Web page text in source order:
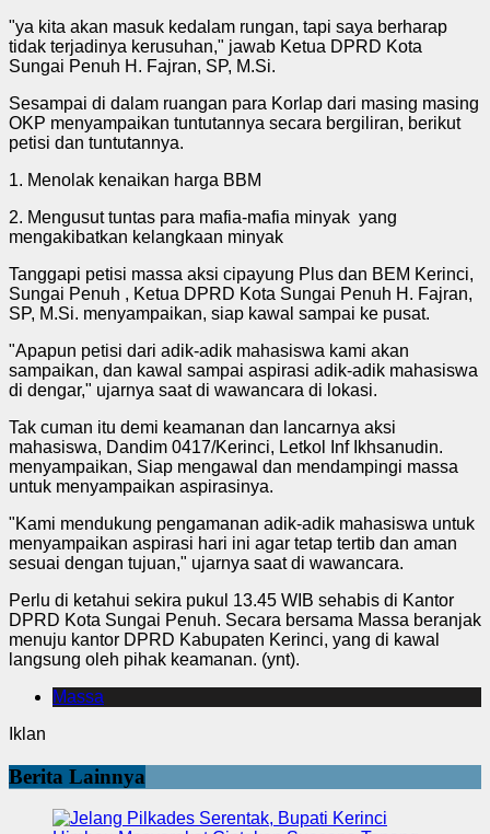
"ya kita akan masuk kedalam rungan, tapi saya berharap
tidak terjadinya kerusuhan," jawab Ketua DPRD Kota
Sungai Penuh H. Fajran, SP, M.Si.
Sesampai di dalam ruangan para Korlap dari masing masing
OKP menyampaikan tuntutannya secara bergiliran, berikut
petisi dan tuntutannya.
1. Menolak kenaikan harga BBM
2. Mengusut tuntas para mafia-mafia minyak yang
mengakibatkan kelangkaan minyak
Tanggapi petisi massa aksi cipayung Plus dan BEM Kerinci,
Sungai Penuh , Ketua DPRD Kota Sungai Penuh H. Fajran,
SP, M.Si. menyampaikan, siap kawal sampai ke pusat.
"Apapun petisi dari adik-adik mahasiswa kami akan
sampaikan, dan kawal sampai aspirasi adik-adik mahasiswa
di dengar," ujarnya saat di wawancara di lokasi.
Tak cuman itu demi keamanan dan lancarnya aksi
mahasiswa, Dandim 0417/Kerinci, Letkol Inf Ikhsanudin.
menyampaikan, Siap mengawal dan mendampingi massa
untuk menyampaikan aspirasinya.
"Kami mendukung pengamanan adik-adik mahasiswa untuk
menyampaikan aspirasi hari ini agar tetap tertib dan aman
sesuai dengan tujuan," ujarnya saat di wawancara.
Perlu di ketahui sekira pukul 13.45 WIB sehabis di Kantor
DPRD Kota Sungai Penuh. Secara bersama Massa beranjak
menuju kantor DPRD Kabupaten Kerinci, yang di kawal
langsung oleh pihak keamanan. (ynt).
Massa
Iklan
Berita Lainnya